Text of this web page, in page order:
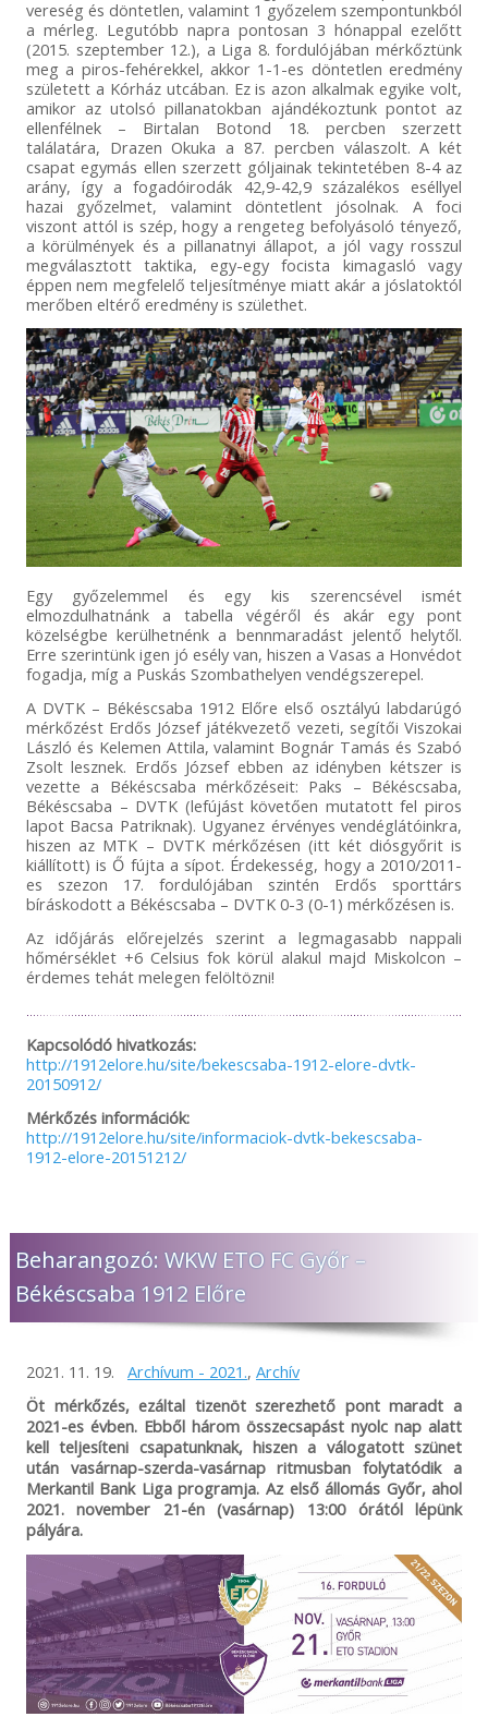
vereség és döntetlen, valamint 1 győzelem szempontunkból
a mérleg. Legutóbb napra pontosan 3 hónappal ezelőtt
(2015. szeptember 12.), a Liga 8. fordulójában mérkőztünk
meg a piros-fehérekkel, akkor 1-1-es döntetlen eredmény
született a Kórház utcában. Ez is azon alkalmak egyike volt,
amikor az utolsó pillanatokban ajándékoztunk pontot az
ellenfélnek – Birtalan Botond 18. percben szerzett
találatára, Drazen Okuka a 87. percben válaszolt. A két
csapat egymás ellen szerzett góljainak tekintetében 8-4 az
arány, így a fogadóirodák 42,9-42,9 százalékos eséllyel
hazai győzelmet, valamint döntetlent jósolnak. A foci
viszont attól is szép, hogy a rengeteg befolyásoló tényező,
a körülmények és a pillanatnyi állapot, a jól vagy rosszul
megválasztott taktika, egy-egy focista kimagasló vagy
éppen nem megfelelő teljesítménye miatt akár a jóslatoktól
merőben eltérő eredmény is születhet.
Egy győzelemmel és egy kis szerencsével ismét
elmozdulhatnánk a tabella végéről és akár egy pont
közelségbe kerülhetnénk a bennmaradást jelentő helytől.
Erre szerintünk igen jó esély van, hiszen a Vasas a Honvédot
fogadja, míg a Puskás Szombathelyen vendégszerepel.
A DVTK – Békéscsaba 1912 Előre első osztályú labdarúgó
mérkőzést Erdős József játékvezető vezeti, segítői Viszokai
László és Kelemen Attila, valamint Bognár Tamás és Szabó
Zsolt lesznek. Erdős József ebben az idényben kétszer is
vezette a Békéscsaba mérkőzéseit: Paks – Békéscsaba,
Békéscsaba – DVTK (lefújást követően mutatott fel piros
lapot Bacsa Patriknak). Ugyanez érvényes vendéglátóinkra,
hiszen az MTK – DVTK mérkőzésen (itt két diósgyőrit is
kiállított) is Ő fújta a sípot. Érdekesség, hogy a 2010/2011-
es szezon 17. fordulójában szintén Erdős sporttárs
bíráskodott a Békéscsaba – DVTK 0-3 (0-1) mérkőzésen is.
Az időjárás előrejelzés szerint a legmagasabb nappali
hőmérséklet +6 Celsius fok körül alakul majd Miskolcon –
érdemes tehát melegen felöltözni!
Kapcsolódó hivatkozás:
http://1912elore.hu/site/bekescsaba-1912-elore-dvtk-
20150912/
Mérkőzés információk:
http://1912elore.hu/site/informaciok-dvtk-bekescsaba-
1912-elore-20151212/
Beharangozó: WKW ETO FC Győr –
Békéscsaba 1912 Előre
2021. 11. 19. Archívum - 2021., Archív
Öt mérkőzés, ezáltal tizenöt szerezhető pont maradt a
2021-es évben. Ebből három összecsapást nyolc nap alatt
kell teljesíteni csapatunknak, hiszen a válogatott szünet
után vasárnap-szerda-vasárnap ritmusban folytatódik a
Merkantil Bank Liga programja. Az első állomás Győr, ahol
2021. november 21-én (vasárnap) 13:00 órától lépünk
pályára.